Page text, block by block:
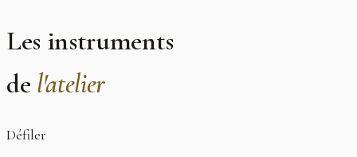
Les instruments
de l'atelier
Défiler